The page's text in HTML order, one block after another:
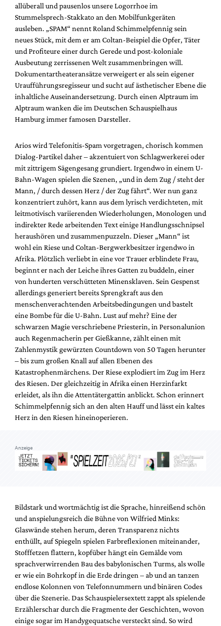
allüberall und pausenlos unsere Logorrhoe im
Stummelsprech-Stakkato an den Mobilfunkgeräten
ausleben. „SPAM“ nennt Roland Schimmelpfennig sein
neues Stück, mit dem er am Coltan-Beispiel die Opfer, Täter
und Profiteure einer durch Gerede und post-koloniale
Ausbeutung zerrissenen Welt zusammenbringen will.
Dokumentartheateransätze verweigert er als sein eigener
Uraufführungsregisseur und sucht auf ästhetischer Ebene die
inhaltliche Auseinandersetzung. Durch einen Alptraum im
Alptraum wanken die im Deutschen Schauspielhaus
Hamburg immer famosen Darsteller.
Arios wird Telefonitis-Spam vorgetragen, chorisch kommen
Dialog-Partikel daher – akzentuiert von Schlagwerkerei oder
mit zittrigem Sägengesang grundiert. Irgendwo in einem U-
Bahn-Wagen spielen die Szenen, „und in dem Zug / steht der
Mann, / durch dessen Herz / der Zug fährt“. Wer nun ganz
konzentriert zuhört, kann aus dem lyrisch verdichteten, mit
leitmotivisch variierenden Wiederholungen, Monologen und
indirekter Rede arbeitenden Text einige Handlungsschnipsel
heraushören und zusammenpuzzeln. Dieser „Mann“ ist
wohl ein Riese und Coltan-Bergwerkbesitzer irgendwo in
Afrika. Plötzlich verliebt in eine vor Trauer erblindete Frau,
beginnt er nach der Leiche ihres Gatten zu buddeln, einer
von hunderten verschütteten Minensklaven. Sein Gespenst
allerdings generiert bereits Sprengkraft aus den
menschenverachtenden Arbeitsbedingungen und bastelt
eine Bombe für die U-Bahn. Lust auf mehr? Eine der
schwarzen Magie verschriebene Priesterin, in Personalunion
auch Regenmacherin per Gießkanne, zählt einen mit
Zahlenmystik gewürzten Countdown von 50 Tagen herunter
– bis zum großen Knall auf allen Ebenen des
Katastrophenmärchens. Der Riese explodiert im Zug im Herz
des Riesen. Der gleichzeitig in Afrika einen Herzinfarkt
erleidet, als ihn die Attentätergattin anblickt. Schon erinnert
Schimmelpfennig sich an den alten Hauff und lässt ein kaltes
Herz in den Riesen hineinoperieren.
Anzeige
Bildstark und wortmächtig ist die Sprache, hinreißend schön
und anspielungsreich die Bühne von Wilfried Minks:
Glaswände stehen herum, deren Transparenz nichts
enthüllt, auf Spiegeln spielen Farbreflexionen miteinander,
Stofffetzen flattern, kopfüber hängt ein Gemälde vom
sprachverwirrenden Bau des babylonischen Turms, als wolle
er wie ein Bohrkopf in die Erde dringen – ab und an tanzen
endlose Kolonnen von Telefonnummern und binären Codes
über die Szenerie. Das Schauspielersextett zappt als spielende
Erzählerschar durch die Fragmente der Geschichten, wovon
einige sogar im Handygequatsche versteckt sind. So wird